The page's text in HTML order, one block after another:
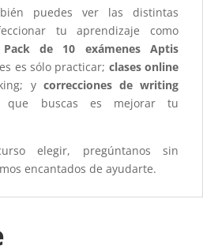
puedes ver las distintas
tu aprendizaje como
Pack de 10 exámenes Aptis
es sólo practicar; clases online
y correcciones de writing
que buscas es mejorar tu
elegir, pregúntanos sin
encantados de ayudarte.